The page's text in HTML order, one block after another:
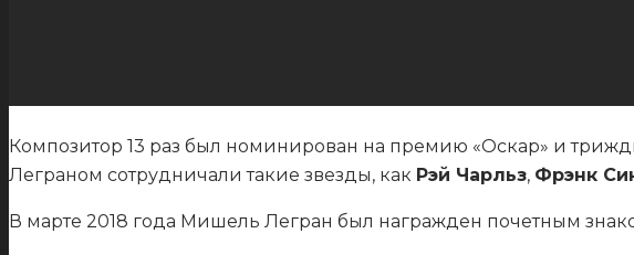
Композитор 13 раз был номинирован на премию «Оскар» и трижды
Леграном сотрудничали такие звезды, как Рэй Чарльз, Фрэнк
В марте 2018 года Мишель Легран был награжден почетным